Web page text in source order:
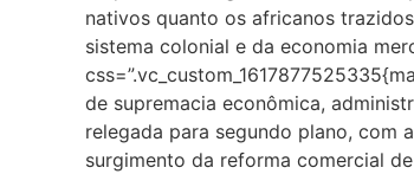
nativos quanto os africanos
sistema colonial e da economia
de supremacia econômica,
relegada para segundo plano, com
surgimento da reforma comercial